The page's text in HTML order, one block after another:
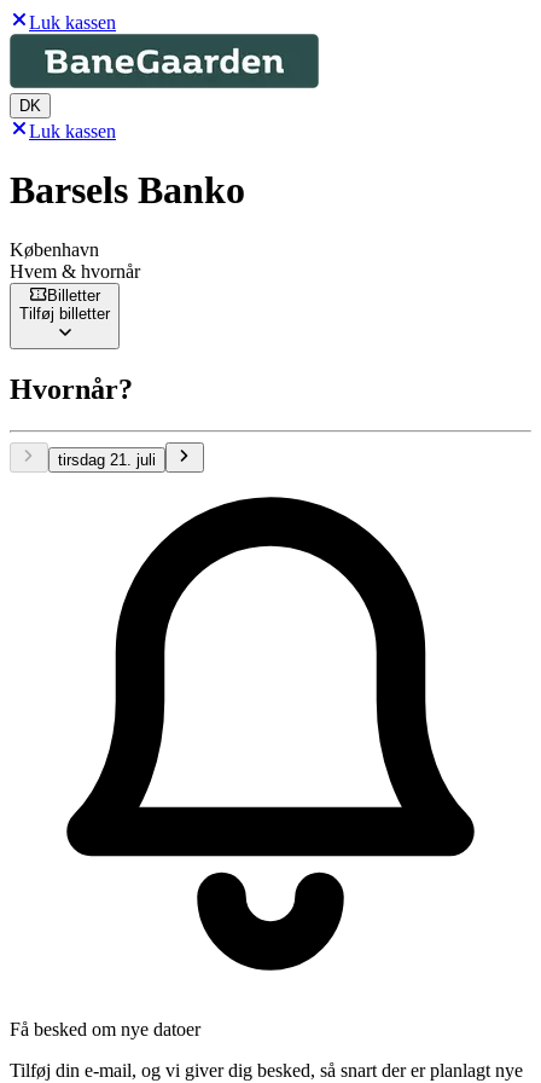
Luk kassen
DK
Luk kassen
Barsels Banko
København
Hvem & hvornår
Billetter
Tilføj billetter
Hvornår?
tirsdag 21. juli
Få besked om nye datoer
Tilføj din e-mail, og vi giver dig besked, så snart der er planlagt nye